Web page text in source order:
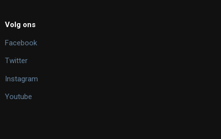
Volg ons
Facebook
Twitter
Instagram
Youtube